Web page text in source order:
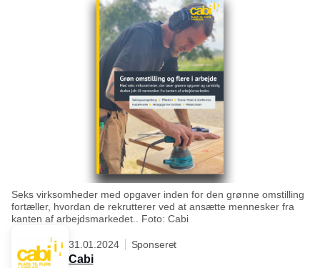
Seks virksomheder med opgaver inden for den grønne omstilling
fortæller, hvordan de rekrutterer ved at ansætte mennesker fra
kanten af arbejdsmarkedet.. Foto: Cabi
31.01.2024 Sponseret
Cabi